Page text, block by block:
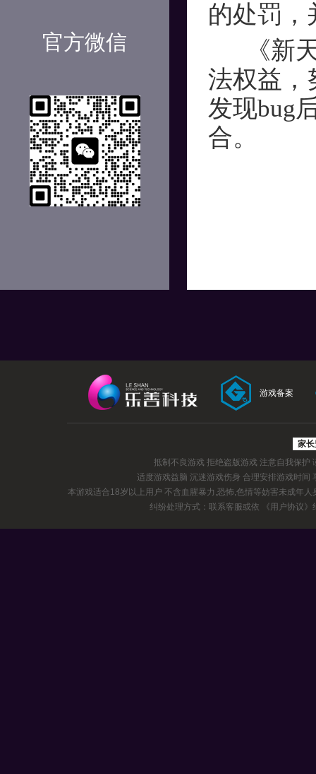
官方微信
的处罚，
《新天
法权益，
发现bug
合。
游戏备案
家
抵制不良游戏 拒绝盗版游戏 注意自我保护
适度游戏益脑 沉迷游戏伤身 合理安排游戏时间
本游戏适合18岁以上用户 不含血腥暴力,恐怖,色情等妨害未成年人
纠纷处理方式：联系客服或依
《用户协议》